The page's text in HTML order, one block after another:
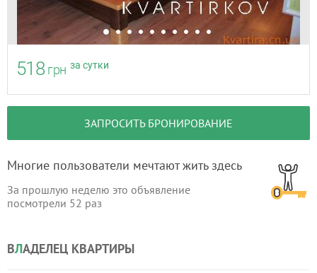
518 грн за сутки
ЗАПРОСИТЬ БРОНИРОВАНИЕ
Многие пользователи мечтают жить здесь
За прошлую неделю это объявление
посмотрели 52 раз
ВЛАДЕЛЕЦ КВАРТИРЫ